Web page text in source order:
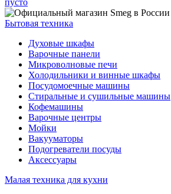
пусто
Бытовая техника
Духовые шкафы
Варочные панели
Микроволновые печи
Холодильники и винные шкафы
Посудомоечные машины
Стиральные и сушильные машины
Кофемашины
Варочные центры
Мойки
Вакууматоры
Подогреватели посуды
Аксессуары
Малая техника для кухни